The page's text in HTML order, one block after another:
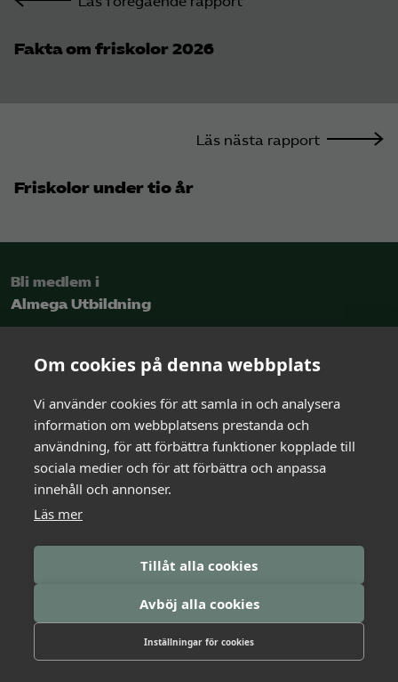
Om cookies på denna webbplats
Vi använder cookies för att samla in och analysera
information om webbplatsens prestanda och
användning, för att förbättra funktioner kopplade till
sociala medier och för att förbättra och anpassa
innehåll och annonser.
Läs mer
Tillåt alla cookies
Avböj alla cookies
Inställningar för cookies
Kapitel
Fakta om friskolor 2026
Läs nästa rapport
Friskolor under tio år
Bli medlem i
Almega Utbildning
Kontakt
och rådgivning
Kontakta oss